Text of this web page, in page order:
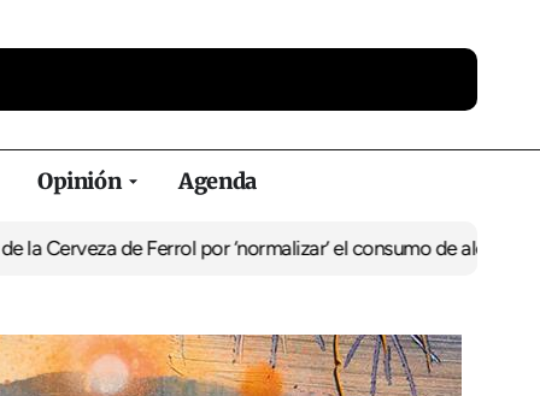
Opinión Agenda
Ferrol por ‘normalizar’ el consumo de alcoholDe Perlío a